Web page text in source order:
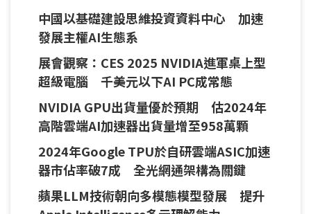
中國以基礎建設思維投資資料中心 加速
發展主權AI生態系
展會觀察：CES 2025 NVIDIA進軍桌上型
超級電腦 千美元以下AI PC成常態
NVIDIA GPU出貨量優於預期 估2024年
高階雲端AI加速器出貨量增至958萬顆
2024年Google TPU於自研雲端ASIC加速
器市佔率破7成 全光網通架構為關鍵
蘋果LLM技術朝向多模態模型發展 提升